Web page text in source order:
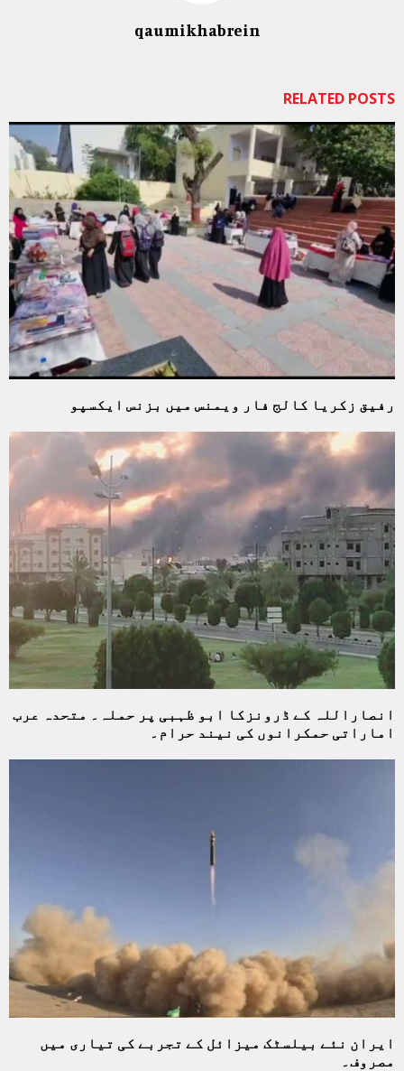
qaumikhabrein
RELATED POSTS
رفیق زکریا کالج فار ویمنس میں بزنس ایکسپو
انصاراللہ کے ڈرونزکا ابو ظہبی پر حملہ۔ متحدہ عرب
اماراتی حمکرانوں کی نیند حرام۔
ایران نئے بیلسٹک میزائل کے تجربے کی تیاری میں
مصروف۔